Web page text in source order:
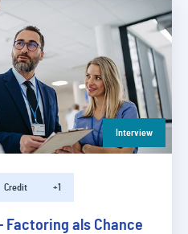
Interview
Credit +1
Factoring als Chance